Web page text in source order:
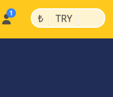
₺ | TRY |